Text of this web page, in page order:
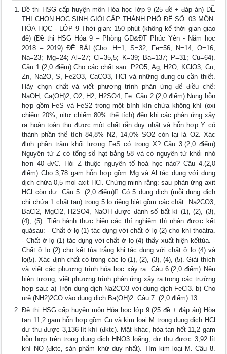
Đề thi HSG cấp huyện môn Hóa học lớp 9 (25 đề + đáp án) ĐỀ
THI CHỌN HỌC SINH GIỎI CẤP THÀNH PHỐ ĐỀ SỐ: 03 MÔN:
HÓA HỌC - LỚP 9 Thời gian: 150 phút (không kể thời gian giao
đề) (Đề thi HSG Hóa 9 – Phòng GD&ĐT Phúc Yên - Năm học
2018 – 2019) ĐỀ BÀI (Cho: H=1; S=32; Fe=56; N=14; O=16;
Na=23; Mg=24; Al=27; Cl=35,5; K=39; Ba=137; P=31; Cu=64).
Câu 1.(2,0 điểm) Cho các chất sau: P2O5, Ag, H2O, KClO3, Cu,
Zn, Na2O, S, Fe2O3, CaCO3, HCl và những dụng cụ cần thiết.
Hãy chọn chất và viết phương trình phản ứng để điều chế:
NaOH, Ca(OH)2, O2, H2, H2SO4, Fe. Câu 2.(2,0 điểm) Nung hỗn
hợp gồm FeS và FeS2 trong một bình kín chứa không khí (oxi
chiếm 20%, nitơ chiếm 80% thể tích) đến khi các phản ứng xảy
ra hoàn toàn thu được một chất rắn duy nhất và hỗn hợp Y có
thành phần thể tích 84,8% N2, 14,0% SO2 còn lại là O2. Xác
định phần trăm khối lượng FeS có trong X? Câu 3.(2,0 điểm)
Nguyên tử Z có tổng số hạt bằng 58 và có nguyên tử khối nhỏ
hơn 40 đvC. Hỏi Z thuộc nguyên tố hoá học nào? Câu 4.(2,0
điểm) Cho 3,78 gam hỗn hợp gồm Mg và Al tác dụng với dung
dịch chứa 0,5 mol axit HCl. Chứng minh rằng: sau phản ứng axit
HCl còn dư. Câu 5 .(2,0 điểm) Có 5 dung dịch (mỗi dung dịch
chỉ chứa 1 chất tan) trong 5 lọ riêng biệt gồm các chất: Na2CO3,
BaCl2, MgCl2, H2SO4, NaOH được đánh số bất kì (1), (2), (3),
(4), (5). Tiến hành thực hiện các thí nghiệm thì nhận được kết
quảsau: - Chất ở lọ (1) tác dụng với chất ở lọ (2) cho khí thoátra.
- Chất ở lọ (1) tác dụng với chất ở lọ (4) thấy xuất hiện kếttủa. -
Chất ở lọ (2) cho kết tủa trắng khi tác dụng với chất ở lọ (4) và
lọ(5). Xác định chất có trong các lọ (1), (2), (3), (4), (5). Giải thích
và viết các phương trình hóa học xảy ra. Câu 6.(2,0 điểm) Nêu
hiện tượng, viết phương trình phản ứng xảy ra trong các trường
hợp sau: a) Trộn dung dịch Na2CO3 với dung dịch FeCl3. b) Cho
urê (NH2)2CO vào dung dịch Ba(OH)2. Câu 7. (2,0 điểm) 13
Đề thi HSG cấp huyện môn Hóa học lớp 9 (25 đề + đáp án) Hòa
tan 11,2 gam hỗn hợp gồm Cu và kim loại M trong dung dịch HCl
dư thu được 3,136 lít khí (đktc). Mặt khác, hòa tan hết 11,2 gam
hỗn hợp trên trong dung dịch HNO3 loãng, dư thu được 3,92 lít
khí NO (đktc, sản phẩm khử duy nhất). Tìm kim loại M. Câu 8.